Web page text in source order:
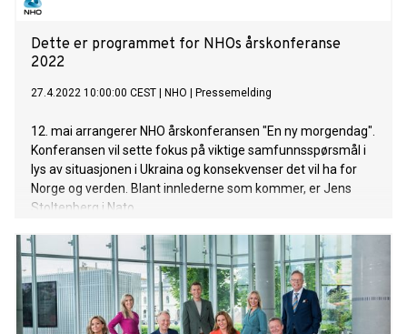
Dette er programmet for NHOs årskonferanse
2022
27.4.2022 10:00:00 CEST NHO Pressemelding
12. mai arrangerer NHO årskonferansen "En ny morgendag".
Konferansen vil sette fokus på viktige samfunnsspørsmål i
lys av situasjonen i Ukraina og konsekvenser det vil ha for
Norge og verden. Blant innlederne som kommer, er Jens
Stoltenberg i Nato.